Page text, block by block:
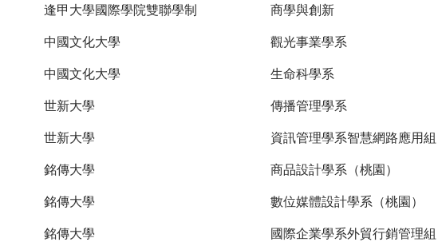
逢甲大學國際學院雙聯學制
商學與創新
中國文化大學
觀光事業學系
中國文化大學
生命科學系
世新大學
傳播管理學系
世新大學
資訊管理學系智慧網路應用組
銘傳大學
商品設計學系（桃園）
銘傳大學
數位媒體設計學系（桃園）
銘傳大學
國際企業學系外貿行銷管理